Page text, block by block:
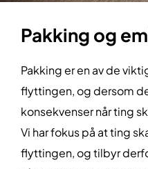
Pakking og
Pakking er en av de
flyttingen, og dersom
konsekvenser når ting
Vi har fokus på at ting
flyttingen, og tilbyr